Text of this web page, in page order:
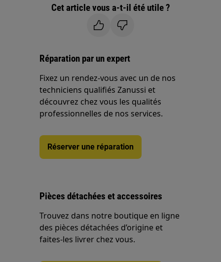
Cet article vous a-t-il été utile ?
Réparation par un expert
Fixez un rendez-vous avec un de nos
techniciens qualifiés Zanussi et
découvrez chez vous les qualités
professionnelles de nos services.
Réserver une réparation
Pièces détachées et accessoires
Trouvez dans notre boutique en ligne
des pièces détachées d’origine et
faites-les livrer chez vous.